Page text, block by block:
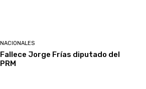
NACIONALES
Fallece Jorge Frías diputado del
PRM